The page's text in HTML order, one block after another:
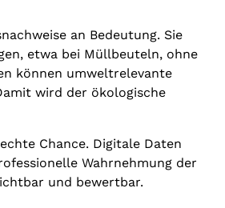
an Bedeutung. Sie
etwa bei Müllbeuteln, ohne
können umweltrelevante
wird der ökologische
Chance. Digitale Daten
Wahrnehmung der
und bewertbar.